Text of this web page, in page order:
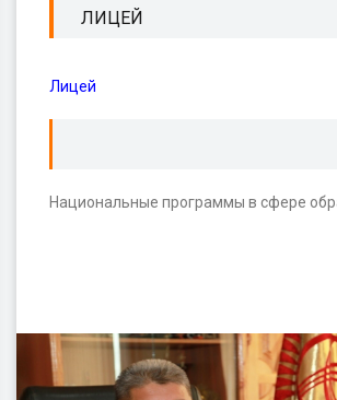
ЛИЦЕЙ
Лицей
Национальные программы в сфере